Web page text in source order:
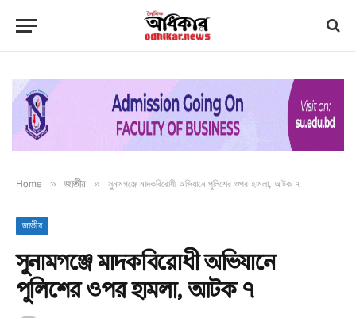
Home » জাতীয় » সুনামগঞ্জে মাদকবিরোধী অভিযানে পুলিশের ওপর হামলা, আটক ৭
জাতীয়
সুনামগঞ্জে মাদকবিরোধী অভিযানে
পুলিশের ওপর হামলা, আটক ৭